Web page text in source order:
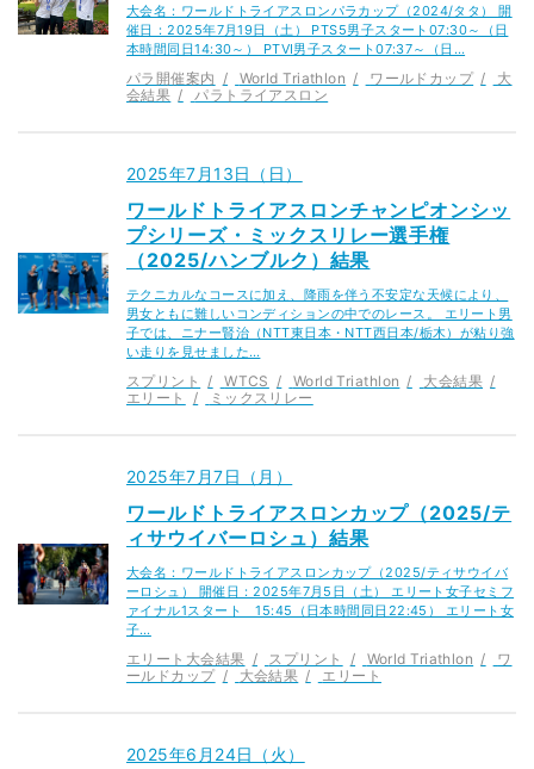
大会名：ワールドトライアスロンパラカップ（2024/タタ） 開
催日：2025年7月19日（土） PTS5男子スタート07:30～（日
本時間同日14:30～） PTVI男子スタート07:37～（日…
パラ開催案内 World Triathlon ワールドカップ
大
会結果
パラトライアスロン
2025年7月13日（日）
ワールドトライアスロンチャンピオンシッ
プシリーズ・ミックスリレー選手権
（2025/ハンブルク）結果
テクニカルなコースに加え、降雨を伴う不安定な天候により、
男女ともに難しいコンディションの中でのレース。 エリート男
子では、ニナー賢治（NTT東日本・NTT西日本/栃木）が粘り強
い走りを見せました…
スプリント WTCS World Triathlon
大会結果
エリート
ミックスリレー
2025年7月7日（月）
ワールドトライアスロンカップ（2025/テ
ィサウイバーロシュ）結果
大会名：ワールドトライアスロンカップ（2025/ティサウイバ
ーロシュ） 開催日：2025年7月5日（土） エリート女子セミフ
ァイナル1スタート 15:45（日本時間同日22:45） エリート女
子…
エリート大会結果 スプリント World Triathlon
ワ
ールドカップ
大会結果 エリート
2025年6月24日（火）